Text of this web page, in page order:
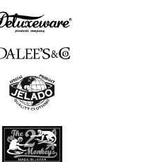
アウター
ベスト
Tシャツ
7分袖Tシャツ
ロンT
半袖シャツ
長袖シャツ
ポロシャツ
スウェット
ニット
パンツ
帽子
シューズ
グッズ